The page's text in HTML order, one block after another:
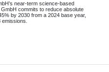
near-term science-based
commits to reduce absolute
by 2030 from a 2024 base year,